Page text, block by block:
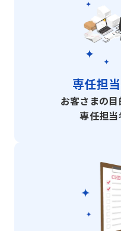
専任担
お客さまの
専任担当